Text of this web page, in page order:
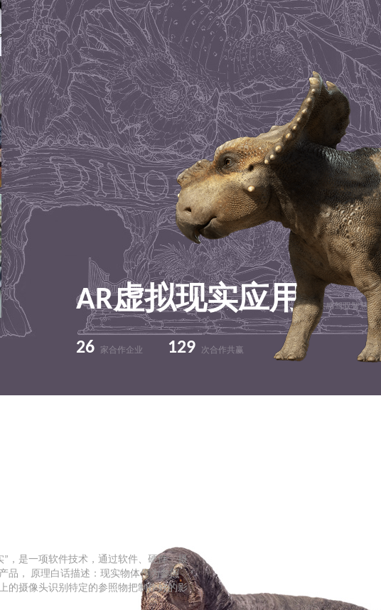
AR虚拟现实应用 科技感驾驭智慧营
26 家合作企业 129 次合作共赢
”，是一项软件技术，通过软件、硬件、摄
品， 原理白话描述：现实物体作为参照
的摄像头识别特定的参照物把制作好的影